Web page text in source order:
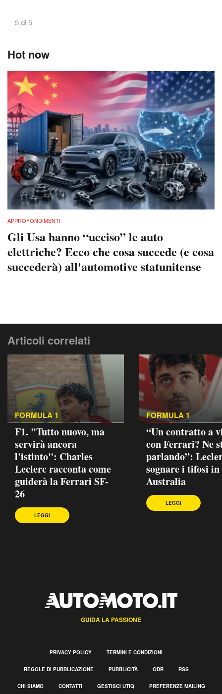
5 di 5
Hot now
APPROFONDIMENTI
Gli Usa hanno “ucciso” le auto
elettriche? Ecco che cosa succede (e cosa
succederà) all'automotive statunitense
Articoli correlati
FORMULA 1
F1. "Tutto nuovo, ma
servirà ancora
l'istinto": Charles
Leclerc racconta come
guiderà la Ferrari SF-
26
LEGGI
FORMULA 1
“Un contratto a
con Ferrari? Ne
parlando”:
sognare i tifosi in
Australia
LEGGI
GUIDA LA PASSIONE
PRIVACY POLICY TERMINI E CONDIZIONI
REGOLE DI PUBBLICAZIONE PUBBLICITÀ ODR RSS
CHI SIAMO CONTATTI GESTISCI UTIQ PREFERENZE MAILING